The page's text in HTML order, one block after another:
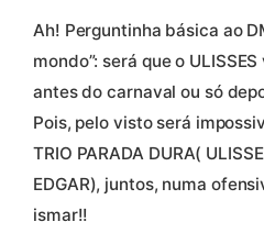
Ah! Perguntinha básica ao
mondo”: será que o
antes do carnaval ou só
Pois, pelo visto será
TRIO PARADA DURA(
EDGAR), juntos, numa
ismar!!